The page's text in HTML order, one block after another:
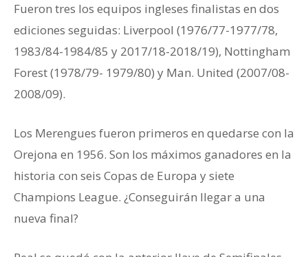
Fueron tres los equipos ingleses finalistas en dos
ediciones seguidas: Liverpool (1976/77-1977/78,
1983/84-1984/85 y 2017/18-2018/19), Nottingham
Forest (1978/79- 1979/80) y Man. United (2007/08-
2008/09).
Los Merengues fueron primeros en quedarse con la
Orejona en 1956. Son los máximos ganadores en la
historia con seis Copas de Europa y siete
Champions League. ¿Conseguirán llegar a una
nueva final?